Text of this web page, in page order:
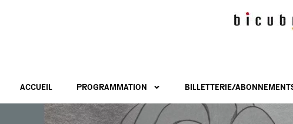
ACCUEIL PROGRAMMATION BILLETTERIE/